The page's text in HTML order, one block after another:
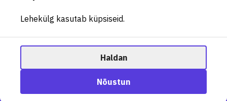
Ametisoovitaja
Lehekülg kasutab küpsiseid.
Haldan
Nõustun